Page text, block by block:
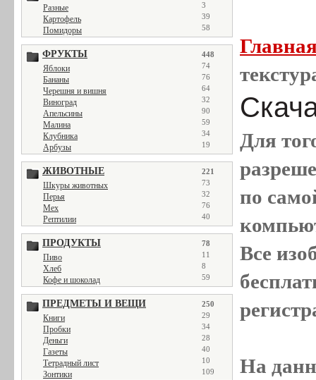
Разные 3
Картофель 39
Помидоры 58
ФРУКТЫ 448
Яблоки 74
Бананы 76
Черешня и вишня 64
Виноград 32
Апельсины 90
Малина 59
Клубника 34
Арбузы 19
ЖИВОТНЫЕ 221
Шкуры животных 73
Перья 32
Мех 76
Рептилии 40
ПРОДУКТЫ 78
Пиво 11
Хлеб 8
Кофе и шоколад 59
ПРЕДМЕТЫ И ВЕЩИ 250
Книги 29
Пробки 34
Деньги 28
Газеты 40
Тетрадный лист 10
Зонтики 109
Для
по
Все
На